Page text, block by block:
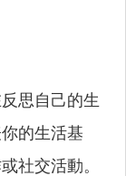
思自己的生
的生活基
社交活動。